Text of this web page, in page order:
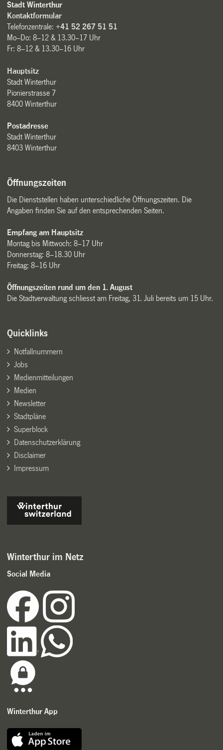
Stadt Winterthur
Kontaktformular
Telefonzentrale:+41 52 267 51 51
Mo–Do: 8–12 & 13.30–17 Uhr
Fr: 8–12 & 13.30–16 Uhr
Hauptsitz
Stadt Winterthur
Pionierstrasse 7
8400 Winterthur
Postadresse
Stadt Winterthur
8403 Winterthur
Öffnungszeiten
Die Dienststellen haben unterschiedliche Öffnungszeiten. Die
Angaben finden Sie auf den entsprechenden Seiten.
Empfang am Hauptsitz
Montag bis Mittwoch: 8–17 Uhr
Donnerstag: 8–18.30 Uhr
Freitag: 8–16 Uhr
Öffnungszeiten rund um den 1. August
Die Stadtverwaltung schliesst am Freitag, 31. Juli bereits um 15 Uhr.
Quicklinks
Notfallnummern
Jobs
Medienmitteilungen
Medien
Newsletter
Stadtpläne
Superblock
Datenschutzerklärung
Disclaimer
Impressum
Winterthur im Netz
Social Media
Winterthur App